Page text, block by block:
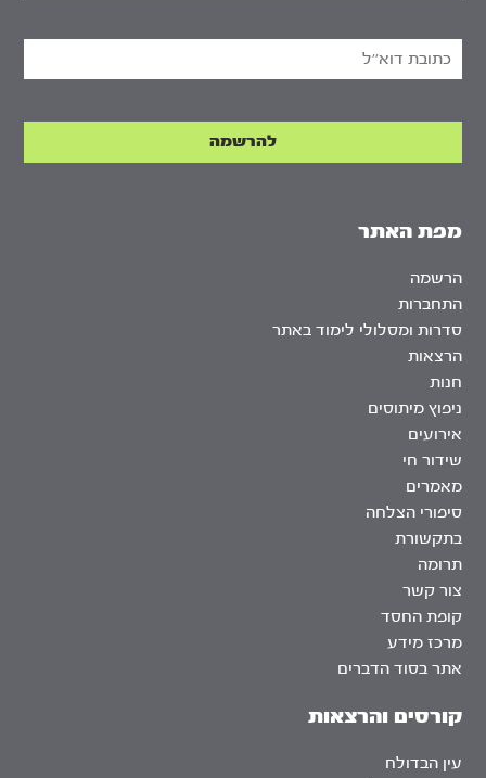
מפת האתר
הרשמה
התחברות
סדרות ומסלולי לימוד באתר
הרצאות
חנות
ניפוץ מיתוסים
אירועים
שידור חי
מאמרים
סיפורי הצלחה
בתקשורת
תרומה
צור קשר
קופת החסד
מרכז מידע
אתר בסוד הדברים
קורסים והרצאות
עין הבדולח